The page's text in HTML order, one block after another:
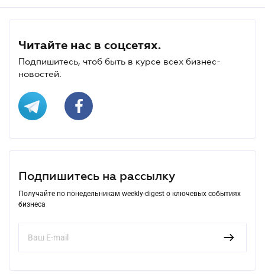
Читайте нас в соцсетях.
Подпишитесь, чтоб быть в курсе всех бизнес-
новостей.
Подпишитесь на рассылку
Получайте по понедельникам weekly-digest о ключевых событиях
бизнеса